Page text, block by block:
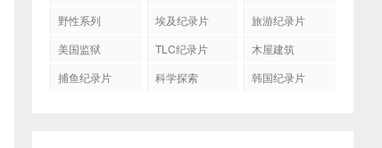
野性系列
埃及纪录片
旅游纪录片
美国监狱
TLC纪录片
木屋建筑
捕鱼纪录片
科学探索 韩国纪录片